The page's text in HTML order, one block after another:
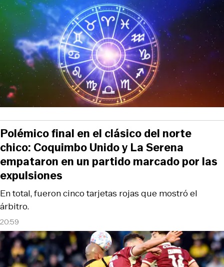
20:59
En total, fueron cinco tarjetas rojas que mostró el
árbitro.
Polémico final en el clásico del norte
chico: Coquimbo Unido y La Serena
empataron en un partido marcado por las
expulsiones